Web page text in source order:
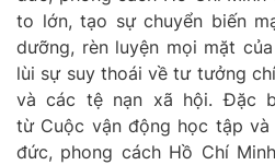
to lớn, tạo sự chuyển biến
dưỡng, rèn luyện mọi mặt
lùi sự suy thoái về tư tưởng
và các tệ nạn xã hội. Đặc
từ Cuộc vận động học tập
đức, phong cáchHồ Chí Minh